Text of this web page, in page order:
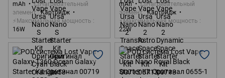
mAh
💥Нагревательный
элемент Картридж
⚡Максимальная мощность
16W
mAh
💥Нагревательный
элемент Картридж
⚡Максимальная мощность
22W